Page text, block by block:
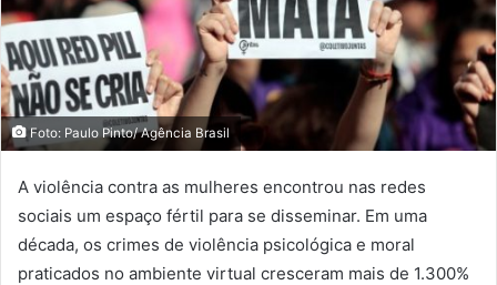
Foto: Paulo Pinto/ Agência Brasil
A violência contra as mulheres encontrou nas redes
sociais um espaço fértil para se disseminar. Em uma
década, os crimes de violência psicológica e moral
praticados no ambiente virtual cresceram mais de 1.300%